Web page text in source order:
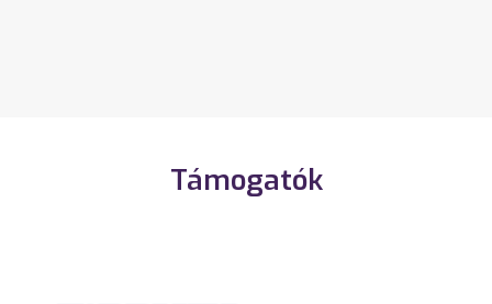
Támogatók